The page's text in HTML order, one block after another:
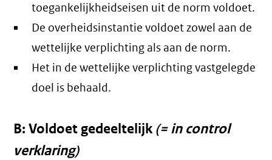
toegankelijkheidseisen uit de norm voldoet.
De overheidsinstantie voldoet zowel aan de
wettelijke verplichting als aan de norm.
Het in de wettelijke verplichting vastgelegde
doel is behaald.
B: Voldoet gedeeltelijk(= in control
verklaring)